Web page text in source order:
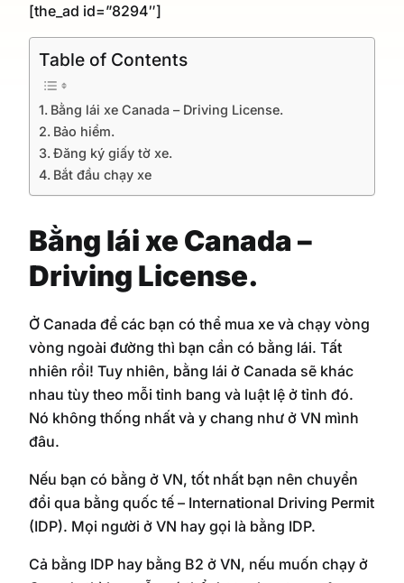
[the_ad id=”8294″]
Table of Contents
Bằng lái xe Canada – Driving License.
Bảo hiểm.
Đăng ký giấy tờ xe.
Bắt đầu chạy xe
Bằng lái xe Canada –
Driving License.
Ở Canada để các bạn có thể mua xe và chạy vòng
vòng ngoài đường thì bạn cần có bằng lái. Tất
nhiên rồi! Tuy nhiên, bằng lái ở Canada sẽ khác
nhau tùy theo mỗi tỉnh bang và luật lệ ở tỉnh đó.
Nó không thống nhất và y chang như ở VN mình
đâu.
Nếu bạn có bằng ở VN, tốt nhất bạn nên chuyển
đổi qua bằng quốc tế – International Driving Permit
(IDP). Mọi người ở VN hay gọi là bằng IDP.
Cả bằng IDP hay bằng B2 ở VN, nếu muốn chạy ở